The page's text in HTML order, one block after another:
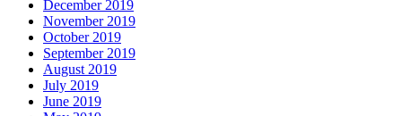
December 2019
November 2019
October 2019
September 2019
August 2019
July 2019
June 2019